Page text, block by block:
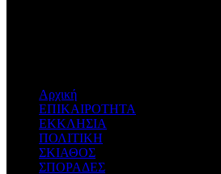
Αρχική
ΕΠΙΚΑΙΡΟΤΗΤΑ
ΕΚΚΛΗΣΙΑ
ΠΟΛΙΤΙΚΗ
ΣΚΙΑΘΟΣ
ΣΠΟΡΑΔΕΣ